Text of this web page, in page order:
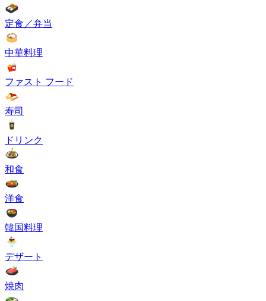
定食／弁当
中華料理
ファスト フード
寿司
ドリンク
和食
洋食
韓国料理
デザート
焼肉